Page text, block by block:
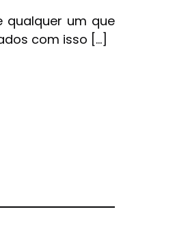
qualquer um que
com isso […]